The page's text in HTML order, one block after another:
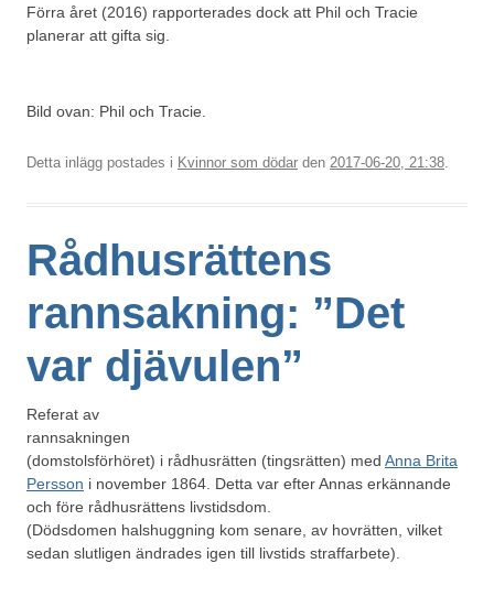
Förra året (2016) rapporterades dock att Phil och Tracie
planerar att gifta sig.
Bild ovan: Phil och Tracie.
Detta inlägg postades i Kvinnor som dödar den 2017-06-20, 21:38.
Rådhusrättens
rannsakning: ”Det
var djävulen”
Referat av
rannsakningen
(domstolsförhöret) i rådhusrätten (tingsrätten) med Anna Brita
Persson i november 1864. Detta var efter Annas erkännande
och före rådhusrättens livstidsdom.
(Dödsdomen halshuggning kom senare, av hovrätten, vilket
sedan slutligen ändrades igen till livstids straffarbete).